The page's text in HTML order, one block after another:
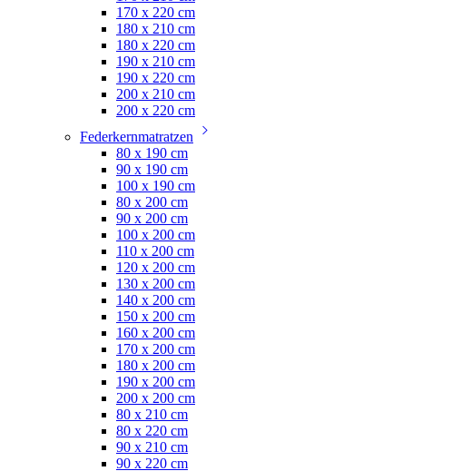
170 x 220 cm
180 x 210 cm
180 x 220 cm
190 x 210 cm
190 x 220 cm
200 x 210 cm
200 x 220 cm
Federkernmatratzen
80 x 190 cm
90 x 190 cm
100 x 190 cm
80 x 200 cm
90 x 200 cm
100 x 200 cm
110 x 200 cm
120 x 200 cm
130 x 200 cm
140 x 200 cm
150 x 200 cm
160 x 200 cm
170 x 200 cm
180 x 200 cm
190 x 200 cm
200 x 200 cm
80 x 210 cm
80 x 220 cm
90 x 210 cm
90 x 220 cm